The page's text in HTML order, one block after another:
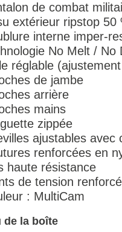
de combat
extérieur ripstop
interne imper-
No Melt / No
réglable
de jambe
arrière
mains
zippée
ajustables avec
renforcées en
haute résistance
de tension
: MultiCam
de la boîte